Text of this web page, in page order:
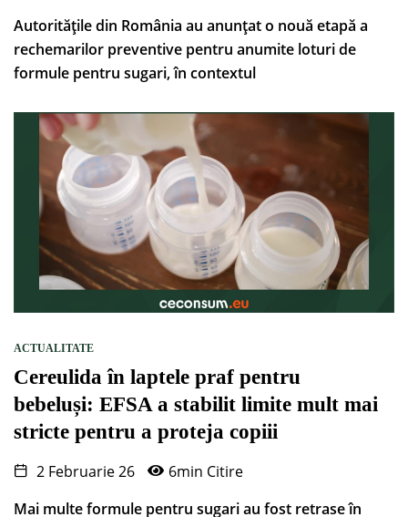
Autoritățile din România au anunțat o nouă etapă a
rechemarilor preventive pentru anumite loturi de
formule pentru sugari, în contextul
ACTUALITATE
Cereulida în laptele praf pentru
bebeluși: EFSA a stabilit limite mult mai
stricte pentru a proteja copiii
2 Februarie 26
6min Citire
Mai multe formule pentru sugari au fost retrase în